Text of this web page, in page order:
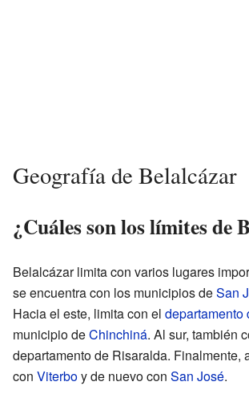
Geografía de Belalcázar
¿Cuáles son los límites de
Belalcázar limita con varios lugares
se encuentra con los municipios deSan
Hacia el este, limita con el departamento
municipio deChinchiná. Al sur, también
departamento de Risaralda. Finalmente,
con Viterboy de nuevo con San José.